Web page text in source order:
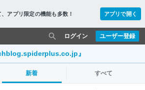
アプリ限定の機能も多数！ アプリで開く
ユーザー登録
ログイン
』
新着 すべて